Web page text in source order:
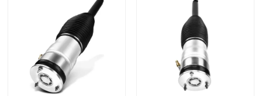
Recorrido por la fábrica
Control de calidad
Contacta con nosotros